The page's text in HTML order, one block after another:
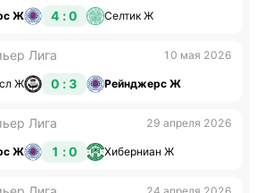
Рейнджерс Ж 4 : 0 Селтик Ж
Лига 10 мая 2026
Ж 0 : 3 Рейнджерс Ж
Лига 29 апреля 2026
Рейнджерс Ж 1 : 0 Хиберниан Ж